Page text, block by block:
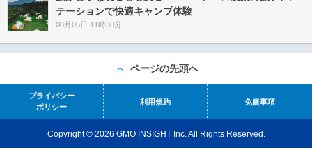
テーションで快適キャンプ体験
08月05日 11時30分
ページの先頭へ
プライバシー
ポリシー
利用規約 免責事項
Copyright © 2026 GMO INSIGHT Inc. All Rights Reserved.